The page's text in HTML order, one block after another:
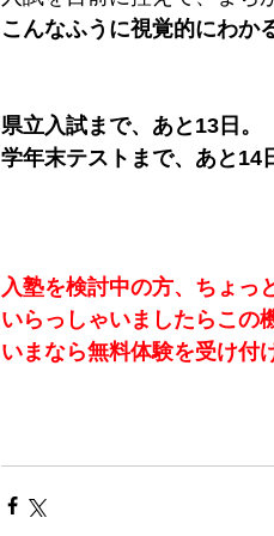
こんなふうに視覚的にわか
県立入試まで、あと13日。
学年末テストまで、あと14
入塾を検討中の方、ちょっ
いらっしゃいましたらこの
いまなら無料体験を受け付